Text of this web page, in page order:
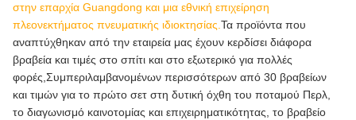
στην επαρχία Guangdong και μια εθνική επιχείρηση
πλεονεκτήματος πνευματικής ιδιοκτησίας.Τα προϊόντα που
αναπτύχθηκαν από την εταιρεία μας έχουν κερδίσει διάφορα
βραβεία και τιμές στο σπίτι και στο εξωτερικό για πολλές
φορές,Συμπεριλαμβανομένων περισσότερων από 30 βραβείων
και τιμών για το πρώτο σετ στη δυτική όχθη του ποταμού Περλ,
το διαγωνισμό καινοτομίας και επιχειρηματικότητας, το βραβείο